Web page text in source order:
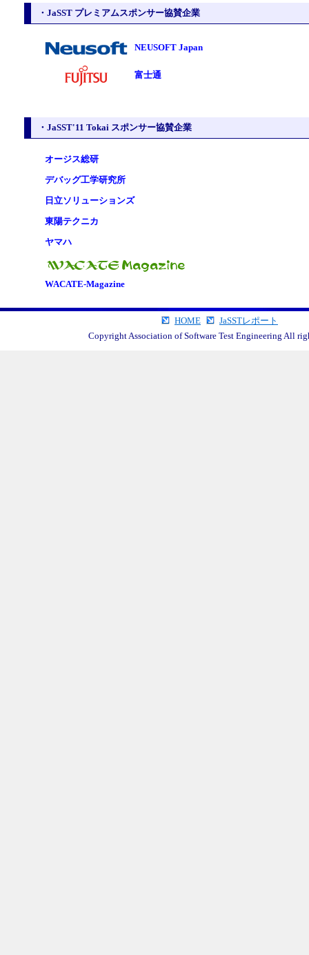
・JaSST プレミアムスポンサー協賛企業
NEUSOFT Japan
富士通
・JaSST'11 Tokai スポンサー協賛企業
オージス総研
デバッグ工学研究所
日立ソリューションズ
東陽テクニカ
ヤマハ
WACATE-Magazine
HOME
JaSSTレポート
Copyright Association of Software Test Engineering All